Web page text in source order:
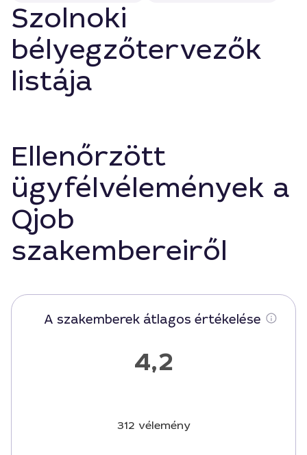
Szolnoki
bélyegzőtervezők
listája
Ellenőrzött
ügyfélvélemények a
Qjob
szakembereiről
A szakemberek átlagos értékelése
4,2
312 vélemény